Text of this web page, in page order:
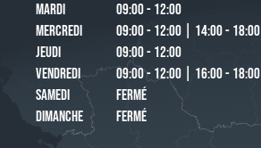
MARDI
09:00 - 12:00
MERCREDI
09:00 - 12:00 | 14:00 - 18:00
JEUDI
09:00 - 12:00
VENDREDI
09:00 - 12:00 | 16:00 - 18:00
SAMEDI
FERMÉ
DIMANCHE
FERMÉ